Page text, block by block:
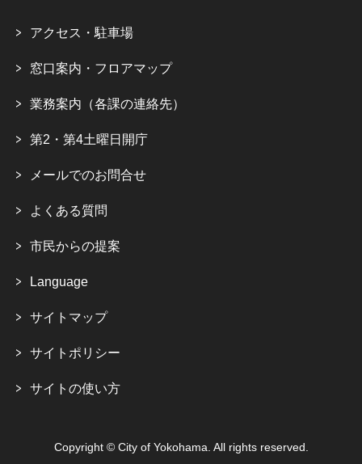
アクセス・駐車場
窓口案内・フロアマップ
業務案内（各課の連絡先）
第2・第4土曜日開庁
メールでのお問合せ
よくある質問
市民からの提案
Language
サイトマップ
サイトポリシー
サイトの使い方
Copyright © City of Yokohama. All rights reserved.